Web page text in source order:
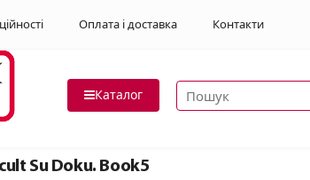
Оплата і доставка Контакти
Каталог Пошук товарів
Su Doku. Book5